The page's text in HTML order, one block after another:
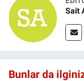
Sait
Bunlar da